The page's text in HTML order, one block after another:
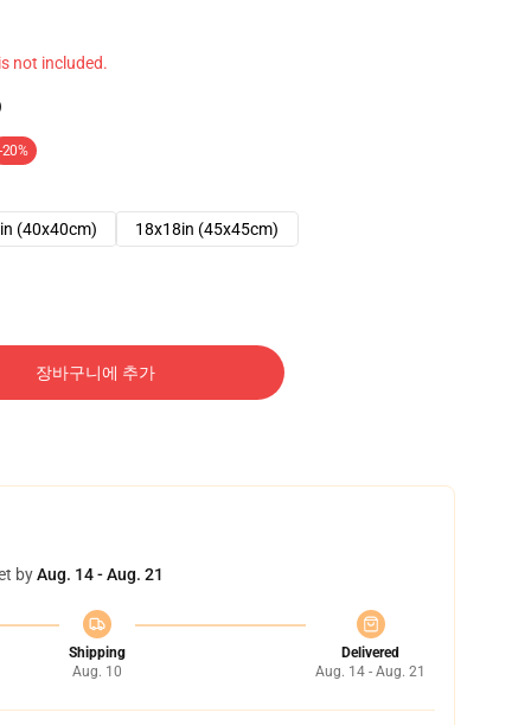
not included.
-20%
(40x40cm) 18x18in (45x45cm)
장바구니에 추가
byAug. 14 - Aug. 21
Shipping
Aug. 10
Delivered
Aug. 14 - Aug. 21